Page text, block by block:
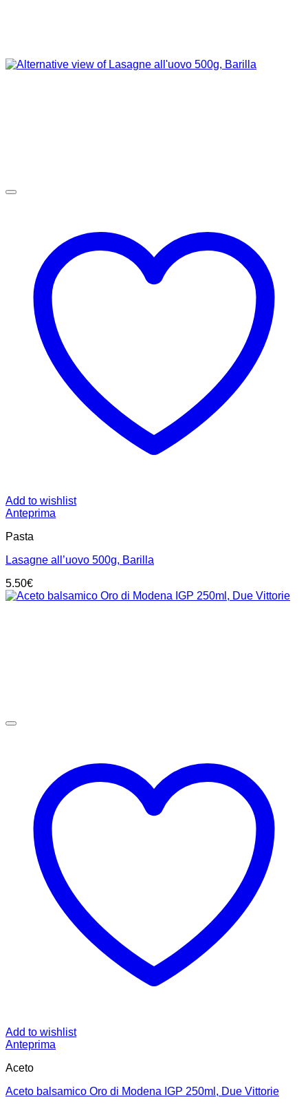
Add to wishlist
Anteprima
Pasta
Lasagne all’uovo 500g, Barilla
5.50€
Add to wishlist
Anteprima
Aceto
Aceto balsamico Oro di Modena IGP 250ml, Due Vittorie